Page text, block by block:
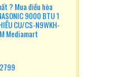
? Mua điều hòa
9000 BTU 1
CU/CS-N9WKH-
Mediamart